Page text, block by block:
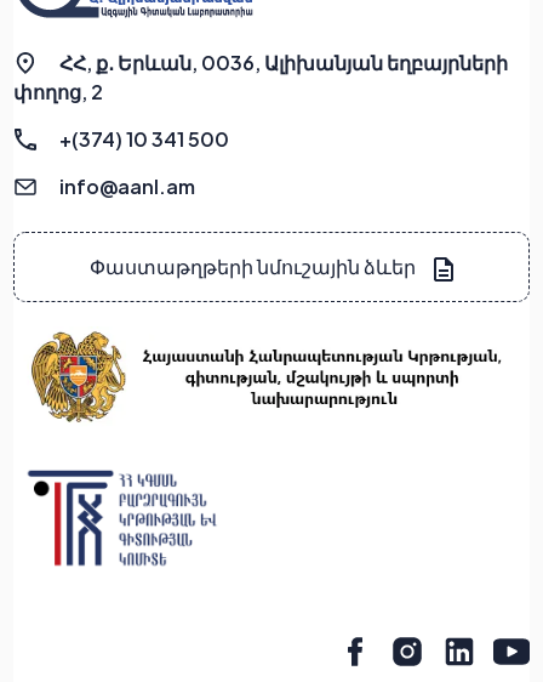
ՀՀ, ք․ Երևան, 0036, Ալիխանյան եղբայրների
փողոց, 2
+(374) 10 341 500
info@aanl.am
Փաստաթղթերի նմուշային ձևեր